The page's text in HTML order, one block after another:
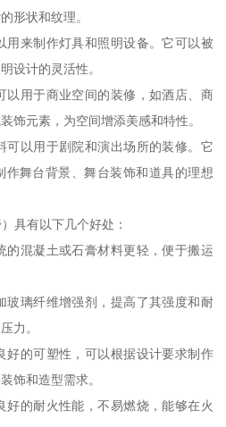
形状和纹理。
用来制作灯具和照明设备。它可以被
设计的灵活性。
以用于商业空间的装修，如酒店、商
饰元素，为空间增添美感和特性。
可以用于剧院和演出场所的装修。它
作舞台背景、舞台装饰和道具的理想
具有以下几个好处：
的混凝土或石膏材料更轻，便于搬运
玻璃纤维增强剂，提高了其强度和耐
力。
好的可塑性，可以根据设计要求制作
饰和造型需求。
好的耐火性能，不易燃烧，能够在火